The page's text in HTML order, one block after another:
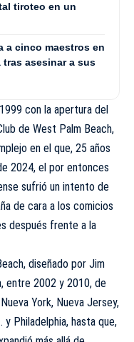
tiroteo en un
a cinco maestros en
tras asesinar a sus
con la apertura del
de West Palm Beach,
en el que, 25 años
2024, el por entonces
sufrió un intento de
de cara a los comicios
después frente a la
diseñado por Jim
entre 2002 y 2010, de
York, Nueva Jersey,
y Philadelphia, hasta que,